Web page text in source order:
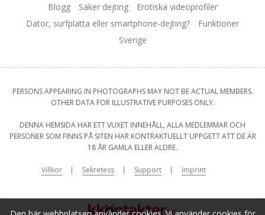
Blogg Säker dejting
Erotiska videoprofiler
Dator, surfplatta eller smartphone-dejting?
Funktioner
Sverige
PERSONS APPEARING IN PHOTOGRAPHS MAY NOT BE ACTUAL MEMBERS.
OTHER DATA FOR ILLUSTRATIVE PURPOSES ONLY.
DENNA HEMSIDA HAR ETT VUXET INNEHÅLL, ALLA MEDLEMMAR OCH
PERSONER SOM FINNS PÅ SITEN HAR KONTRAKTUELLT UPPGETT ATT DE ÄR
18 ÅR GAMLA ELLER ÄLDRE.
Villkor Sekretess Support Imprint